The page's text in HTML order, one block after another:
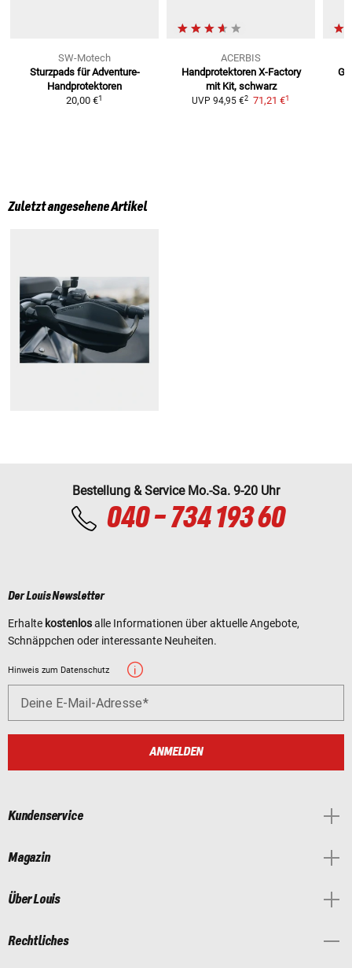
SW-Motech
Sturzpads für Adventure-
Handprotektoren
20,00 €1
ACERBIS
Handprotektoren X-Factory
mit Kit, schwarz
UVP 94,95 €2 71,21 €1
Zuletzt angesehene Artikel
Bestellung & Service Mo.-Sa. 9-20 Uhr
040 - 734 193 60
Der Louis Newsletter
Erhalte kostenlosalle Informationen über aktuelle Angebote,
Schnäppchen oder interessante Neuheiten.
Hinweis zum Datenschutz
Deine E-Mail-Adresse
ANMELDEN
Kundenservice
Magazin
Über Louis
Rechtliches